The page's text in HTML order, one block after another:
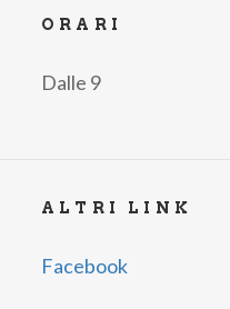
ORARI
Dalle 9
ALTRI LINK
Facebook